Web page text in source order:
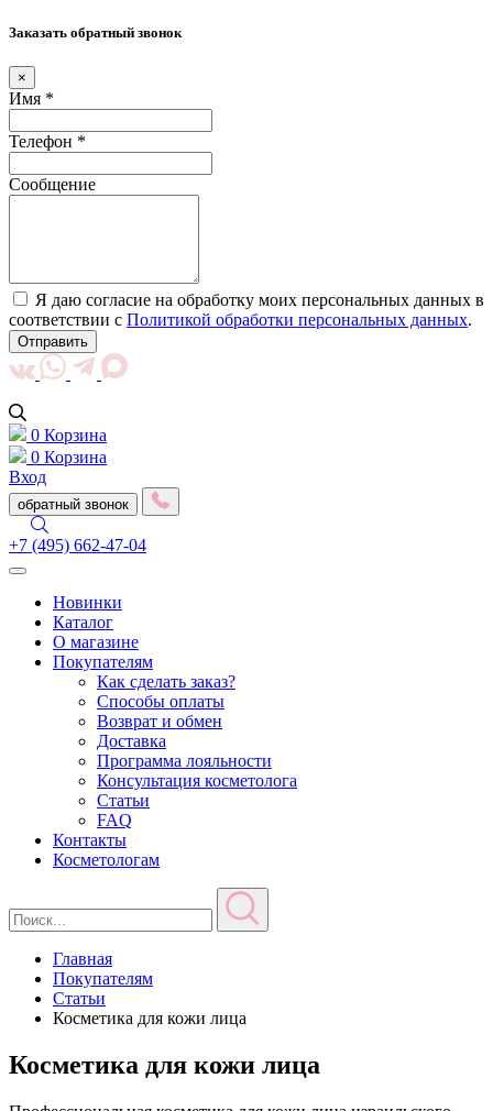
Заказать обратный звонок
×
Имя *
Телефон *
Сообщение
Я даю согласие на обработку моих персональных данных в
соответствии с Политикой обработки персональных данных.
Отправить
0 Корзина
0 Корзина
Вход
обратный звонок
+7 (495) 662-47-04
Toggle
navigationНовинки
Каталог
О магазине
Покупателям
Как сделать заказ?
Способы оплаты
Возврат и обмен
Доставка
Программа лояльности
Консультация косметолога
Статьи
FAQ
Контакты
Косметологам
Главная
Покупателям
Статьи
Косметика для кожи лица
Косметика для кожи лица